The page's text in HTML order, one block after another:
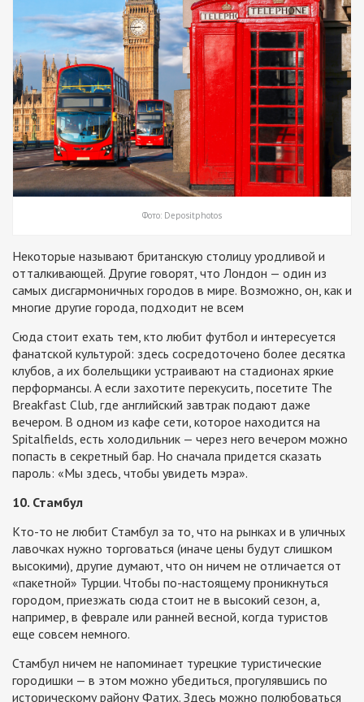
Фото: Depositphotos
Некоторые называют британскую столицу уродливой и
отталкивающей. Другие говорят, что Лондон — один из
самых дисгармоничных городов в мире. Возможно, он, как и
многие другие города, подходит не всем
Сюда стоит ехать тем, кто любит футбол и интересуется
фанатской культурой: здесь сосредоточено более десятка
клубов, а их болельщики устраивают на стадионах яркие
перформансы. А если захотите перекусить, посетите The
Breakfast Club, где английский завтрак подают даже
вечером. В одном из кафе сети, которое находится на
Spitalfields, есть холодильник — через него вечером можно
попасть в секретный бар. Но сначала придется сказать
пароль: «Мы здесь, чтобы увидеть мэра».
10. Стамбул
Кто-то не любит Стамбул за то, что на рынках и в уличных
лавочках нужно торговаться (иначе цены будут слишком
высокими), другие думают, что он ничем не отличается от
«пакетной» Турции. Чтобы по-настоящему проникнуться
городом, приезжать сюда стоит не в высокий сезон, а,
например, в феврале или ранней весной, когда туристов
еще совсем немного.
Стамбул ничем не напоминает турецкие туристические
городишки — в этом можно убедиться, прогулявшись по
историческому району Фатих. Здесь можно полюбоваться